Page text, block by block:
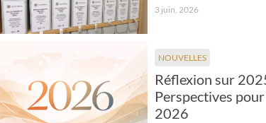
3 juin, 2026
NOUVELLES
Réflexion sur
Perspectives pour
2026